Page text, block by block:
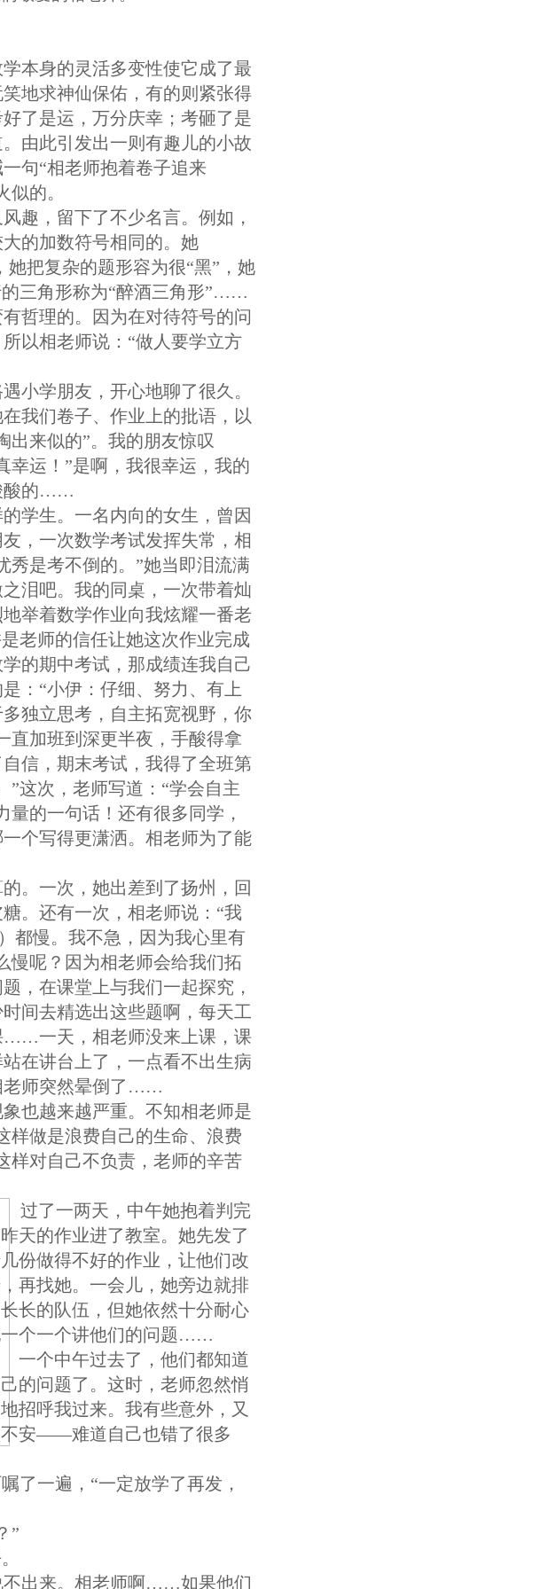
本身的灵活多变性使它成了最
地求神仙保佑，有的则紧张得
了是运，万分庆幸；考砸了是
由此引发出一则有趣儿的小故
句“相老师抱着卷子追来
的。
趣，留下了不少名言。例如，
的加数符号相同的。她
她把复杂的题形容为很“黑”，她
的三角形称为“醉酒三角形”……
哲理的。因为在对待符号的问
以相老师说：“做人要学立方
小学朋友，开心地聊了很久。
我们卷子、作业上的批语，以
出来似的”。我的朋友惊叹
幸运！”是啊，我很幸运，我的
酸的……
学生。一名内向的女生，曾因
，一次数学考试发挥失常，相
秀是考不倒的。”她当即泪流满
泪吧。我的同桌，一次带着灿
举着数学作业向我炫耀一番老
老师的信任让她这次作业完成
的期中考试，那成绩连我自己
：“小伊：仔细、努力、有上
独立思考，自主拓宽视野，你
直加班到深更半夜，手酸得拿
信，期末考试，我得了全班第
”这次，老师写道：“学会自主
的一句话！还有很多同学，
个写得更潇洒。相老师为了能
。一次，她出差到了扬州，回
。还有一次，相老师说：“我
都慢。我不急，因为我心里有
慢呢？因为相老师会给我们拓
，在课堂上与我们一起探究，
间去精选出这些题啊，每天工
……一天，相老师没来上课，课
在讲台上了，一点看不出生病
老师突然晕倒了……
也越来越严重。不知相老师是
样做是浪费自己的生命、浪费
样对自己不负责，老师的辛苦
过了一两天，中午她抱着判完
天的作业进了教室。她先发了
份做得不好的作业，让他们改
再找她。一会儿，她旁边就排
长的队伍，但她依然十分耐心
个一个讲他们的问题……
一个中午过去了，他们都知道
的问题了。这时，老师忽然悄
招呼我过来。我有些意外，又
安——难道自己也错了很多
了一遍，“一定放学了再发，
”
不出来。相老师啊……如果他们